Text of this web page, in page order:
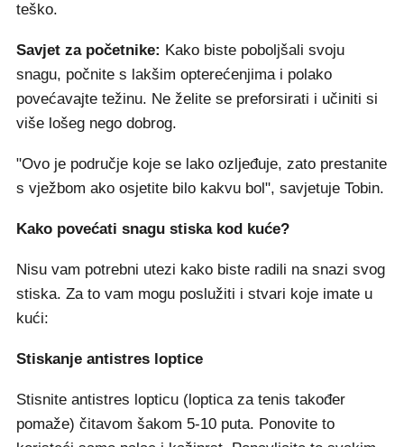
teško.
Savjet za početnike: Kako biste poboljšali svoju
snagu, počnite s lakšim opterećenjima i polako
povećavajte težinu. Ne želite se preforsirati i učiniti si
više lošeg nego dobrog.
"Ovo je područje koje se lako ozljeđuje, zato prestanite
s vježbom ako osjetite bilo kakvu bol", savjetuje Tobin.
Kako povećati snagu stiska kod kuće?
Nisu vam potrebni utezi kako biste radili na snazi svog
stiska. Za to vam mogu poslužiti i stvari koje imate u
kući:
Stiskanje antistres loptice
Stisnite antistres lopticu (loptica za tenis također
pomaže) čitavom šakom 5-10 puta. Ponovite to